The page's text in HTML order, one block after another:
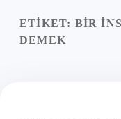
Yasal Uyarı
ETIKET: BIR
DEMEK